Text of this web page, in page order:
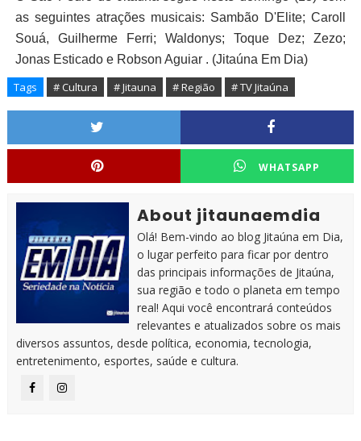
as seguintes atrações musicais: Sambão D'Elite; Caroll
Souá, Guilherme Ferri; Waldonys; Toque Dez; Zezo;
Jonas Esticado e Robson Aguiar . (Jitaúna Em Dia)
Tags # Cultura # Jitauna # Região # TV Jitaúna
WHATSAPP
About jitaunaemdia
Olá! Bem-vindo ao blog Jitaúna em Dia,
o lugar perfeito para ficar por dentro
das principais informações de Jitaúna,
sua região e todo o planeta em tempo
real! Aqui você encontrará conteúdos
relevantes e atualizados sobre os mais
diversos assuntos, desde política, economia, tecnologia,
entretenimento, esportes, saúde e cultura.